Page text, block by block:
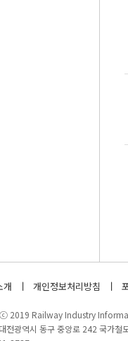
개 개인정보처리방침
2019 Railway Industry
전광역시 동구 중앙로 242 국가철